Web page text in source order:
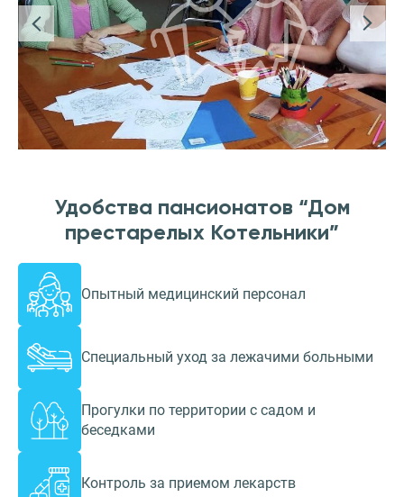
Удобства пансионатов “Дом
престарелых Котельники”
Опытный медицинский персонал
Специальный уход за лежачими больными
Прогулки по территории с садом и
беседками
Контроль за приемом лекарств